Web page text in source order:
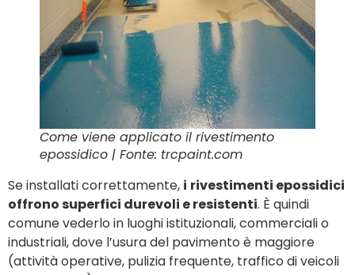
Come viene applicato il rivestimento
epossidico | Fonte: trcpaint.com
Se installati correttamente, i rivestimenti epossidici
offrono superfici durevoli e resistenti. È quindi
comune vederlo in luoghi istituzionali, commerciali o
industriali, dove l’usura del pavimento è maggiore
(attività operative, pulizia frequente, traffico di veicoli